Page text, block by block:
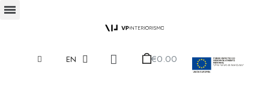
EN €0.00